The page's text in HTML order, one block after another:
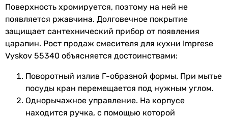
смеситель
смеситель
смеситель
Тип поверхности
глянцевая
Длина излива 185 мм
Высота 288 мм
Ширина в
упаковке
160 мм
Поверхность хромируется, поэтому на ней не
появляется ржавчина. Долговечное покрытие
защищает сантехнический прибор от появления
царапин. Рост продаж смесителя для кухни Imprese
Vyskov 55340 объясняется достоинствами:
Поворотный излив Г-образной формы. При мытье
посуды кран перемещается под нужным углом.
Однорычажное управление. На корпусе
находится ручка, с помощью которой